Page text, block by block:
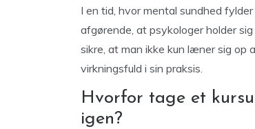
I en tid, hvor mental sundhed
afgørende, at psykologer holder
sikre, at man ikke kun læner sig op
virkningsfuld i sin praksis.
Hvorfor tage et
igen?